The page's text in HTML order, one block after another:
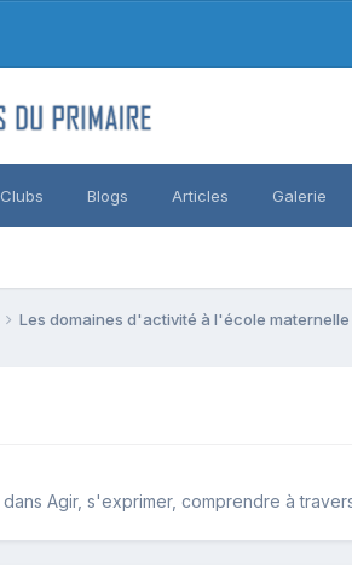
Clubs Blogs Articles Galerie
Les domaines d'activité à l'école maternelle
dans Agir, s'exprimer, comprendre à